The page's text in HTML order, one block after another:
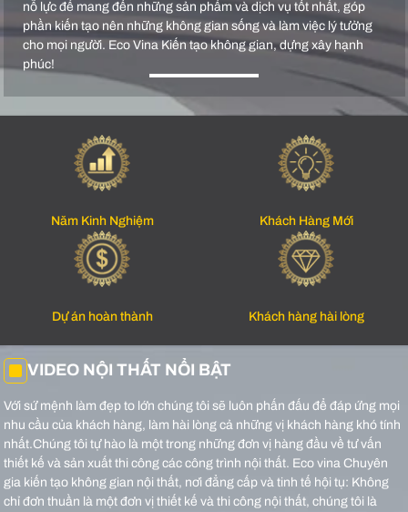
nỗ lực để mang đến những sản phẩm và dịch vụ tốt nhất, góp
phần kiến tạo nên những không gian sống và làm việc lý tưởng
cho mọi người. Eco Vina Kiến tạo không gian, dựng xây hạnh
phúc!
Năm Kinh Nghiệm Khách Hàng Mới
Dự án hoàn thành Khách hàng hài lòng
VIDEO NỘI THẤT NỔI BẬT
Với sứ mệnh làm đẹp to lớn chúng tôi sẽ luôn phấn đấu để đáp ứng mọi
nhu cầu của khách hàng, làm hài lòng cả những vị khách hàng khó tính
nhất.Chúng tôi tự hào là một trong những đơn vị hàng đầu về tư vấn
thiết kế và sản xuất thi công các công trình nội thất. Eco vina Chuyên
gia kiến tạo không gian nội thất, nơi đẳng cấp và tinh tế hội tụ: Không
chỉ đơn thuần là một đơn vị thiết kế và thi công nội thất, chúng tôi là